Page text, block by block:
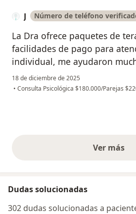
J Número de teléfono
La Dra ofrece paquetes de
facilidades de pago para
individual, me ayudaron
18 de diciembre de 2025
• Consulta Psicológica $180.000/Parejas
Ver más
Dudas solucionadas
302 dudas solucionadas a